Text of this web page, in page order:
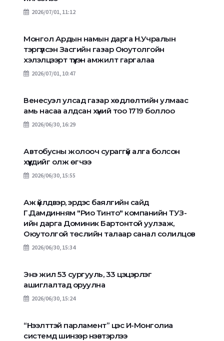
2026/07/01, 11:12
Монгол Ардын намын дарга Н.Учралын
тэргүүлсэн Засгийн газар Оюутолгойн
хэлэлцээрт түүхэн амжилт гаргалаа
2026/07/01, 10:47
Венесуэл улсад газар хөдлөлтийн улмаас
амь насаа алдсан хүний тоо 1719 боллоо
2026/06/30, 16:29
Автобусны жолооч сураггүй алга болсон
хүүхдийг олж өгчээ
2026/06/30, 15:55
Аж үйлдвэр, эрдэс баялгийн сайд
Г.Дамдинням "Рио Тинто" компанийн ТУЗ-
ийн дарга Доминик Бартонтой уулзаж,
Оюутолгой төслийн талаар санал солилцов
2026/06/30, 15:34
Энэ жил 53 сургууль, 33 цэцэрлэг
ашиглалтад оруулна
2026/06/30, 15:24
“Нээлттэй парламент” цэс И-Монголиа
системд шинээр нэвтэрлээ